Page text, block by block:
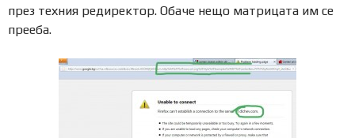
през техния редиректор. Обаче нещо матрицата им се
прееба.